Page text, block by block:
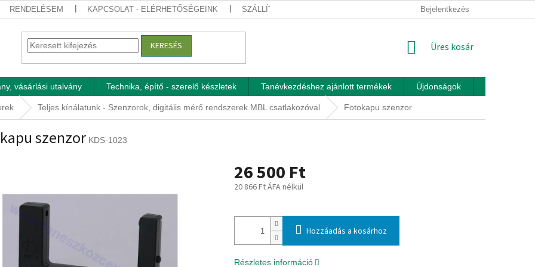
RENDELÉSEM KAPCSOLAT - ELÉRHETŐSÉGEINK SZÁLLÍTÁSI FELTÉTELEK ÜZLETI FELTÉTELEK (ÁSZF)
Bejelentkezés
KERESÉS KOSÁR
Üres kosár
vásárlási utalvány Technika, építő - szerelő készletek Tanévkezdéshez ajánlott termékek Újdonságok
Teljes kínálatunk - Szenzorok, digitális mérő rendszerek MBL csatlakozóval Fotokapu szenzor
szenzor KDS-1023
26 500 Ft
20 866 Ft ÁFA nélkül
Hozzáadás a kosárhoz
Részletes információ